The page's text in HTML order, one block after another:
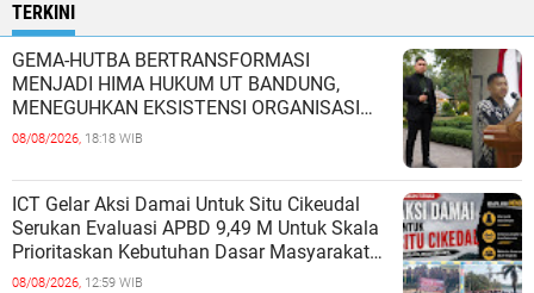
TERKINI
GEMA-HUTBA BERTRANSFORMASI
MENJADI HIMA HUKUM UT BANDUNG,
MENEGUHKAN EKSISTENSI ORGANISASI
MAHASISWA HUKUM UNIVERSITAS
08/08/2026, 18:18 WIB
ICT Gelar Aksi Damai Untuk Situ Cikeudal
Serukan Evaluasi APBD 9,49 M Untuk Skala
Prioritaskan Kebutuhan Dasar Masyarakat
Belum Saat nya Butuh Kawasa
08/08/2026, 12:59 WIB